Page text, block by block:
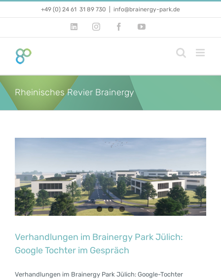
+49 (0) 24 61 31 89 730 info@brainergy-park.de
LinkedInInstagramFacebookYouTube
Rheinisches Revier Brainergy
Verhandlungen im Brainergy Park Jülich:
Google Tochter im Gespräch
Verhandlungen im Brainergy Park Jülich: Google-Tochter